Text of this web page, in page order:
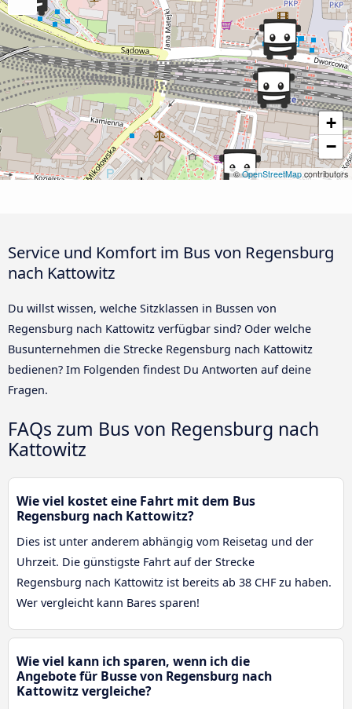
+
−
©OpenStreetMapcontributors
Service und Komfort im Bus von Regensburg
nach Kattowitz
Du willst wissen, welche Sitzklassen in Bussen von
Regensburg nach Kattowitz verfügbar sind? Oder welche
Busunternehmen die Strecke Regensburg nach Kattowitz
bedienen? Im Folgenden findest Du Antworten auf deine
Fragen.
FAQs zum Bus von Regensburg nach
Kattowitz
Wie viel kostet eine Fahrt mit dem Bus
Regensburg nach Kattowitz?
Dies ist unter anderem abhängig vom Reisetag und der
Uhrzeit. Die günstigste Fahrt auf der Strecke
Regensburg nach Kattowitz ist bereits ab 38 CHF zu haben.
Wer vergleicht kann Bares sparen!
Wie viel kann ich sparen, wenn ich die
Angebote für Busse von Regensburg nach
Kattowitz vergleiche?